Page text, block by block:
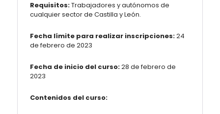
Requisitos:Trabajadores y autónomos de
cualquier sector de Castilla y León.
Fecha límite para realizar inscripciones:24
de febrero de 2023
Fecha de inicio del curso:28 de febrero de
2023
Contenidos del curso: